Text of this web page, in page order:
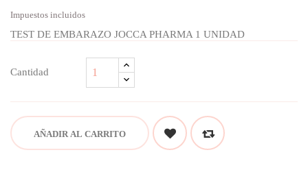
Impuestos incluidos
TEST DE EMBARAZO JOCCA PHARMA 1 UNIDAD
Cantidad
AÑADIR AL CARRITO